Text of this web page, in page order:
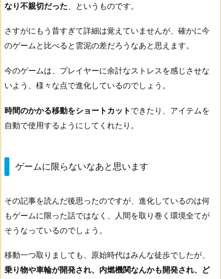
なり不親切だった 、というものです。
さすがにもう昔すぎて詳細は覚えていませんが、確かに今
のゲームと比べると雲泥の差だろうなあと思えます。
今のゲームは、プレイヤーに余計なストレスを感じさせな
いよう、様々な点で進化しているのでしょう。
時間のかかる移動をショートカット できたり、アイテムを
自動で使用するようにしてくれたり。
ゲームに限らないなあと思います
その記事を読んだ後思ったのですが、進化しているのは何
もゲームに限った話ではなく、人間を取り巻く環境全てが
そうなっているのでしょう。
移動一つ取りましても、原始時代はみんな徒歩でしたが、
乗り物や車輪が開発され、内燃機関なんかも開発され、ど